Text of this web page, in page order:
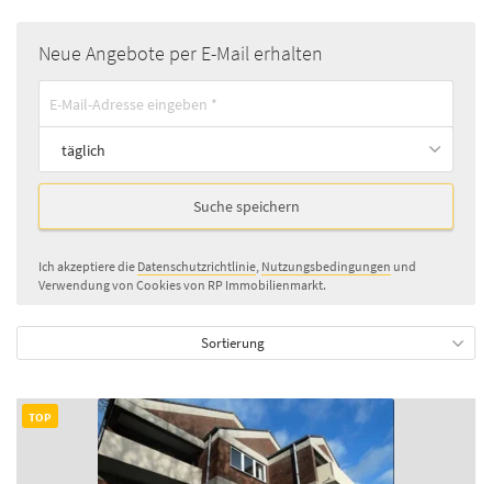
Neue Angebote per E-Mail erhalten
täglich
Suche speichern
Ich akzeptiere die Datenschutzrichtlinie, Nutzungsbedingungen und
Verwendung von Cookies von RP Immobilienmarkt.
Sortierung
TOP